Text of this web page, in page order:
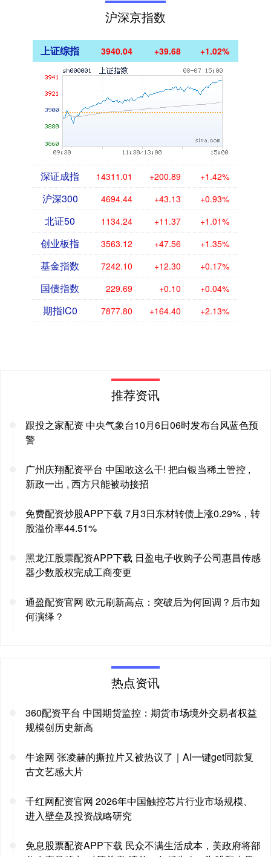
沪深京指数
上证综指 3940.04 +39.68 +1.02%
深证成指 14311.01 +200.89 +1.42%
沪深300 4694.44 +43.13 +0.93%
北证50 1134.24 +11.37 +1.01%
创业板指 3563.12 +47.56 +1.35%
基金指数 7242.10 +12.30 +0.17%
国债指数 229.69 +0.10 +0.04%
期指IC0 7877.80 +164.40 +2.13%
推荐资讯
跟投之家配资 中央气象台10月6日06时发布台风蓝色预
警
广州庆翔配资平台 中国敢这么干! 把白银当稀土管控 ,
新政一出 , 西方只能被动接招
免费配资炒股APP下载 7月3日东材转债上涨0.29%，转
股溢价率44.51%
黑龙江股票配资APP下载 日盈电子收购子公司惠昌传感
器少数股权完成工商变更
通盈配资官网 欧元刷新高点：突破后为何回调？后市如
何演绎？
热点资讯
360配资平台 中国期货监控：期货市场境外交易者权益
规模创历史新高
牛途网 张凌赫的撕拉片又被热议了｜AI一键get同款复
古文艺感大片
千红网配资官网 2026年中国触控芯片行业市场规模、
进入壁垒及投资战略研究
免息股票配资APP下载 民众不满生活成本，美政府将部